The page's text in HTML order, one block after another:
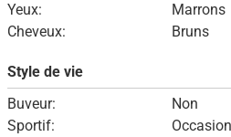
Yeux:
Marrons
Cheveux:
Bruns
Style de vie
Buveur:
Non
Sportif: